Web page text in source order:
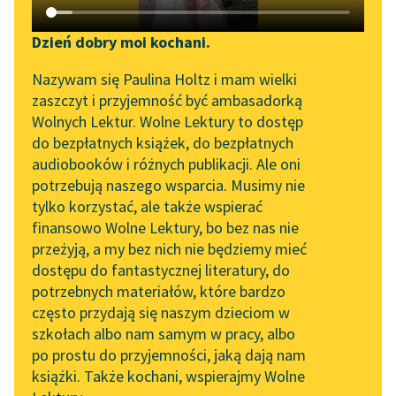
Katalog DAISY
Podkasty o książkach
Zgłoś brak utworu
Aktualności
Zapraszamy na spotkanie
online z tłumaczkami
literatury skandynawskiej
Spotkanie z Katarzyną
Tunkiel w Oslo
Wolne Lektury na 32.
Pol’and’Rock Festivalu
„Kochanek Lady
Chatterley” do słuchania
na Wolnych Lekturach
Nowy audiobook –
Narzędzia
Mapa Wolnych Lektur
Leśmianator
Przewodnik dla piszących i
czytających
API
OAI-PMH
Widget Wolnych Lektur
Przypisy
Dzień dobry moi kochani.
Nazywam się Paulina Holtz i mam wielki
zaszczyt i przyjemność być ambasadorką
Wolnych Lektur. Wolne Lektury to dostęp
do bezpłatnych książek, do bezpłatnych
audiobooków i różnych publikacji. Ale oni
potrzebują naszego wsparcia. Musimy nie
tylko korzystać, ale także wspierać
finansowo Wolne Lektury, bo bez nas nie
przeżyją, a my bez nich nie będziemy mieć
dostępu do fantastycznej literatury, do
potrzebnych materiałów, które bardzo
często przydają się naszym dzieciom w
szkołach albo nam samym w pracy, albo
po prostu do przyjemności, jaką dają nam
książki. Także kochani, wspierajmy Wolne
pobierz audiobook
pobierz książkę
czytaj online
Czyta:Joanna Niemirska, reż.Rafał Poławski
1×